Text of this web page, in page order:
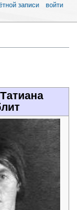
записи войти